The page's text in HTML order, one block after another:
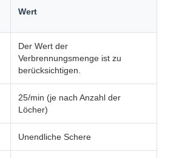
Wert
Der Wert der
Verbrennungsmenge ist zu
berücksichtigen.
25/min (je nach Anzahl der
Löcher)
Unendliche Schere